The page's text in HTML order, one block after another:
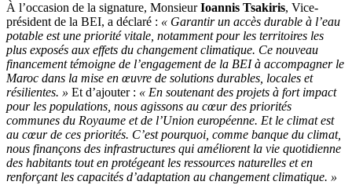
À l’occasion de la signature, MonsieurIoannis Tsakiris, Vice-
président de la BEI, a déclaré : « Garantir un accès durable à l’eau
potable est une priorité vitale, notamment pour les territoires les
plus exposés aux effets du changement climatique. Ce nouveau
financement témoigne de l’engagement de la BEI à accompagner le
Maroc dans la mise en œuvre de solutions durables, locales et
résilientes. » Et d’ajouter : « En soutenant des projets à fort impact
pour les populations, nous agissons au cœur des priorités
communes du Royaume et de l’Union européenne. Et le climat est
au cœur de ces priorités. C’est pourquoi, comme banque du climat,
nous finançons des infrastructures qui améliorent la vie quotidienne
des habitants tout en protégeant les ressources naturelles et en
renforçant les capacités d’adaptation au changement climatique. »